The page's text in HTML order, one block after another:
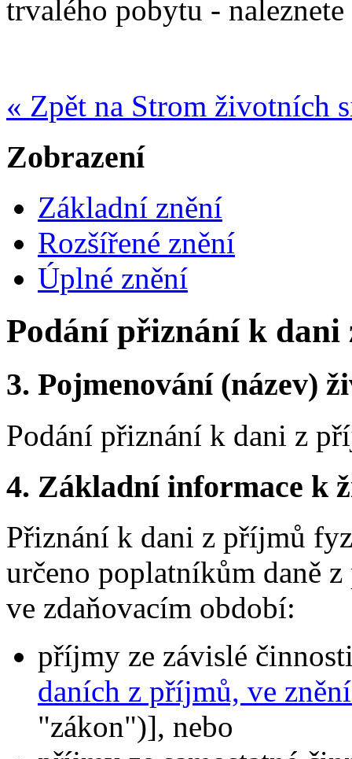
trvalého pobytu - naleznete
« Zpět na Strom životních
Zobrazení
Základní znění
Rozšířené znění
Úplné znění
Podání přiznání k
3. Pojmenování (název)
Podání přiznání k dani z
4. Základní informace k
Přiznání k dani z příjmů
určeno poplatníkům daně
ve zdaňovacím období:
příjmy ze závislé
daních z příjmů, ve
"zákon")], nebo